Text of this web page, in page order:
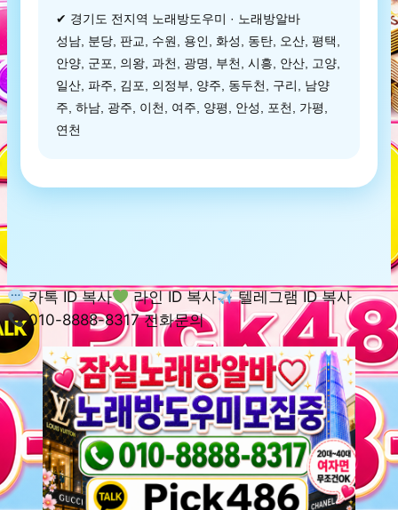
✔ 경기도 전지역 노래방도우미 · 노래방알바
성남, 분당, 판교, 수원, 용인, 화성, 동탄, 오산, 평택,
안양, 군포, 의왕, 과천, 광명, 부천, 시흥, 안산, 고양,
일산, 파주, 김포, 의정부, 양주, 동두천, 구리, 남양
주, 하남, 광주, 이천, 여주, 양평, 안성, 포천, 가평,
연천
카톡 ID 복사 라인 ID 복사
텔레그램 ID 복사
010-8888-8317 전화문의